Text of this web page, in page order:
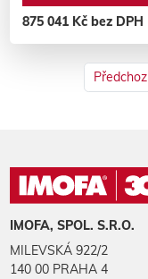
875 041 Kč bez DPH
IMOFA, SPOL. S.R.O.
MILEVSKÁ 922/2
140 00 PRAHA 4